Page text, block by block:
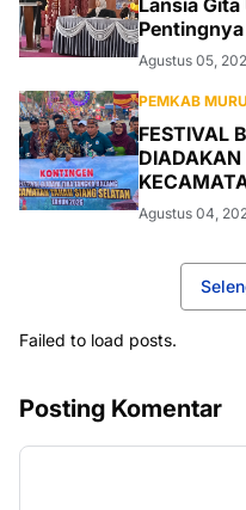
Agustus 05,
PEMKAB
FESTIVAL
DIADAKAN
Agustus 04,
Failed to load posts.
Posting Komentar